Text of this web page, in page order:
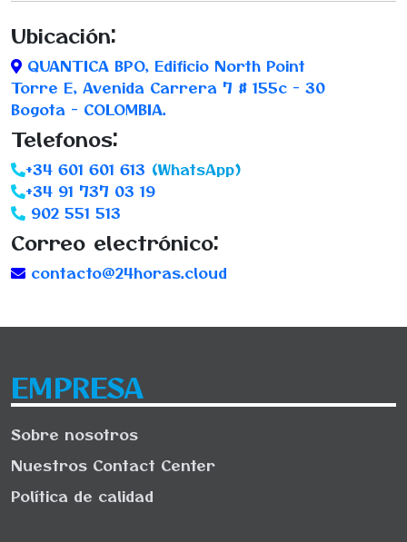
Ubicación:
QUANTICA BPO, Edificio North Point
Torre E, Avenida Carrera 7 # 155c - 30
Bogota - COLOMBIA.
Telefonos:
+34 601 601 613 (WhatsApp)
+34 91 737 03 19
902 551 513
Correo electrónico:
contacto@24horas.cloud
EMPRESA
Sobre nosotros
Nuestros Contact Center
Política de calidad